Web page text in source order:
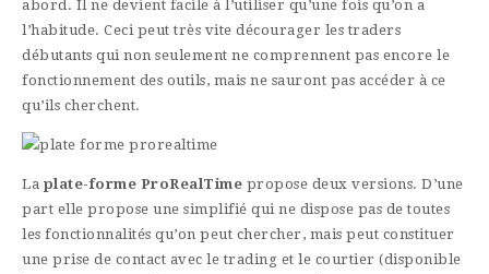
abord. Il ne devient facile à l’utiliser qu’une fois qu’on a
l’habitude. Ceci peut très vite décourager les traders
débutants qui non seulement ne comprennent pas encore le
fonctionnement des outils, mais ne sauront pas accéder à ce
qu’ils cherchent.
plate forme prorealtime
La plate-forme ProRealTime propose deux versions. D’une
part elle propose une simplifié qui ne dispose pas de toutes
les fonctionnalités qu’on peut chercher, mais peut constituer
une prise de contact avec le trading et le courtier (disponible